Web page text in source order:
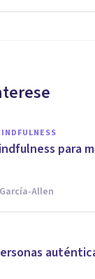
para
Allen